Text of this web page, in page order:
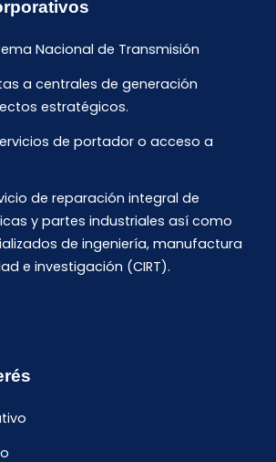
Nacional de Transmisión
a centrales de generación
estratégicos.
de portador o acceso a
de reparación integral de
y partes industriales así como
de ingeniería, manufactura
e investigación (CIRT).